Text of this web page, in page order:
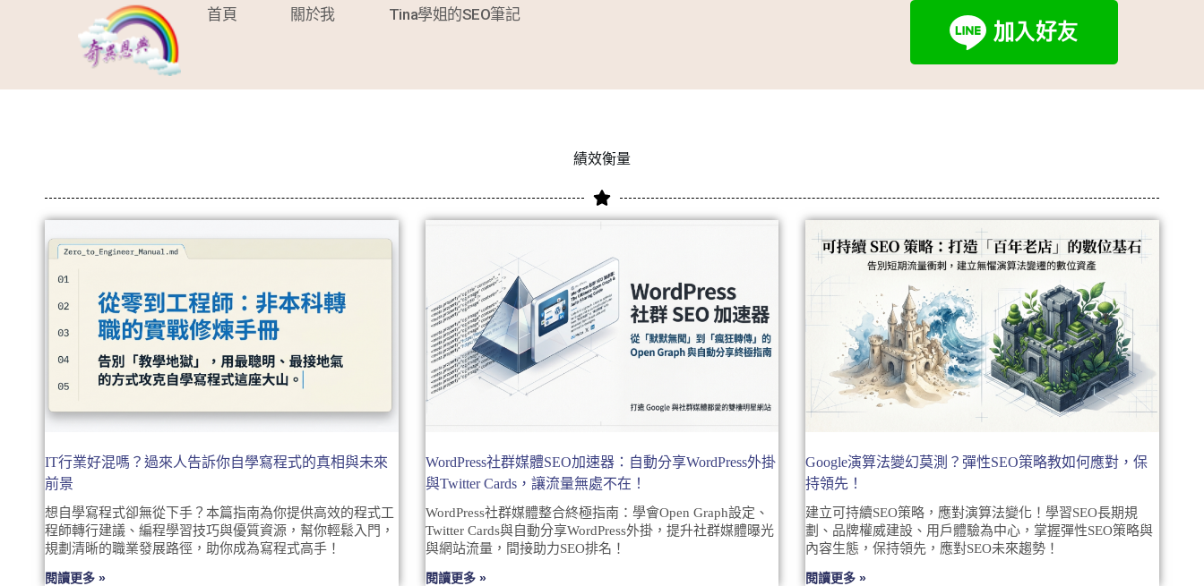
首頁 關於我 Tina學姐的SEO筆記
績效衡量
IT行業好混嗎？過來人告訴你自學寫程式的真相與未來
前景
想自學寫程式卻無從下手？本篇指南為你提供高效的程式工
程師轉行建議、編程學習技巧與優質資源，幫你輕鬆入門，
規劃清晰的職業發展路徑，助你成為寫程式高手！
閱讀更多 »
WordPress社群媒體SEO加速器：自動分享WordPress外掛
與Twitter Cards，讓流量無處不在！
WordPress社群媒體整合終極指南：學會Open Graph設定、
Twitter Cards與自動分享WordPress外掛，提升社群媒體曝光
與網站流量，間接助力SEO排名！
閱讀更多 »
Google演算法變幻莫測？彈性SEO策略教如何應對，保
持領先！
建立可持續SEO策略，應對演算法變化！學習SEO長期規
劃、品牌權威建設、用戶體驗為中心，掌握彈性SEO策略與
內容生態，保持領先，應對SEO未來趨勢！
閱讀更多 »